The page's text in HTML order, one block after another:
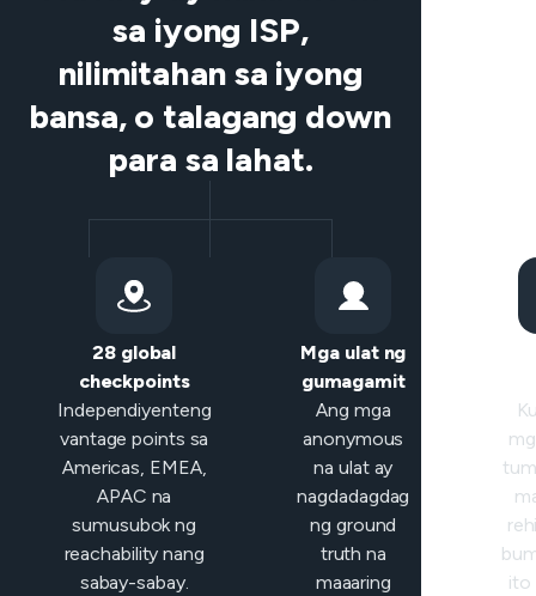
sa iyong ISP,
nilimitahan sa iyong
bansa, o talagang down
para sa lahat.
28 global
checkpoints
Independiyenteng
vantage points sa
Americas, EMEA,
APAC na
sumusubok ng
reachability nang
sabay-sabay.
Mga ulat ng
gumagamit
Ang mga
anonymous
na ulat ay
nagdadagdag
ng ground
truth na
maaaring
ito